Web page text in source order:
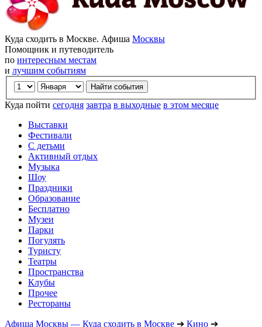
Куда сходить в Москве. Афиша Москвы
Помощник и путеводитель
по интересным местам
и лучшим событиям
Куда пойти сегодня завтра в выходные в этом месяце
Выставки
Фестивали
С детьми
Активный отдых
Музыка
Шоу
Праздники
Образование
Бесплатно
Музеи
Парки
Погулять
Туристу
Театры
Пространства
Клубы
Прочее
Рестораны
Афиша Москвы — Куда сходить в Москве ➔ Кино ➔